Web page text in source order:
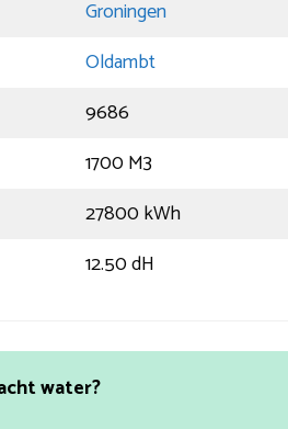
Groningen
Oldambt
9686
1700 M3
27800 kWh
12.50 dH
water?